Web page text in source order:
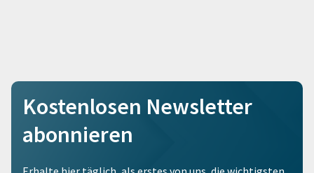
Kostenlosen Newsletter
abonnieren